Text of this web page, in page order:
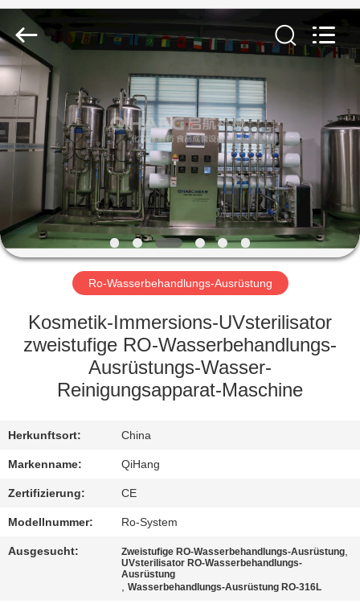
HAUS
PRODUKTE
ÜBER
UNS
FABRIK-
AUSFLUG
QUALITÄTSKONTROLLE
TRETEN
MIT
UNS
IN
VERBINDUNG
NACHRICHTEN
Equipment
Co.,
Ltd.
All
Rights
Reserved.
Ro-Wasserbehandlungs-Ausrüstung
Kosmetik-Immersions-UVsterilisator
zweistufige RO-Wasserbehandlungs-
Ausrüstungs-Wasser-
Reinigungsapparat-Maschine
Herkunftsort: China
Markenname: QiHang
Zertifizierung: CE
Modellnummer: Ro-System
Ausgesucht: Zweistufige RO-Wasserbehandlungs-Ausrüstung,
UVsterilisator RO-Wasserbehandlungs-
Ausrüstung
,Wasserbehandlungs-Ausrüstung RO-316L